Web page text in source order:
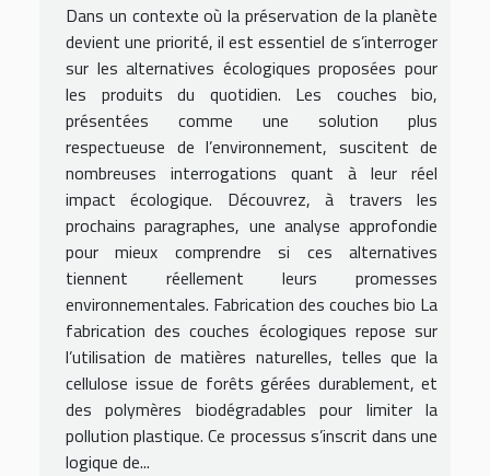
Dans un contexte où la préservation de la planète
devient une priorité, il est essentiel de s’interroger
sur les alternatives écologiques proposées pour
les produits du quotidien. Les couches bio,
présentées comme une solution plus
respectueuse de l’environnement, suscitent de
nombreuses interrogations quant à leur réel
impact écologique. Découvrez, à travers les
prochains paragraphes, une analyse approfondie
pour mieux comprendre si ces alternatives
tiennent réellement leurs promesses
environnementales. Fabrication des couches bio La
fabrication des couches écologiques repose sur
l’utilisation de matières naturelles, telles que la
cellulose issue de forêts gérées durablement, et
des polymères biodégradables pour limiter la
pollution plastique. Ce processus s’inscrit dans une
logique de...